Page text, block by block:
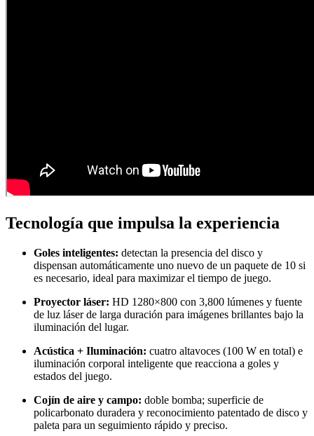
Tecnología que impulsa la experiencia
Goles inteligentes: detectan la presencia del disco y
dispensan automáticamente uno nuevo de un paquete de 10 si
es necesario, ideal para maximizar el tiempo de juego.
Proyector láser: HD 1280×800 con 3,800 lúmenes y fuente
de luz láser de larga duración para imágenes brillantes bajo la
iluminación del lugar.
Acústica + Iluminación: cuatro altavoces (100 W en total) e
iluminación corporal inteligente que reacciona a goles y
estados del juego.
Cojín de aire y campo: doble bomba; superficie de
policarbonato duradera y reconocimiento patentado de disco y
paleta para un seguimiento rápido y preciso.